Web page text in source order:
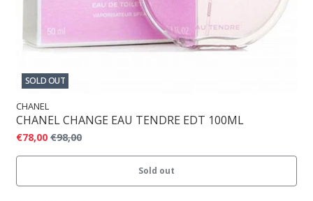
SOLD OUT
CHANEL
CHANEL CHANGE EAU TENDRE EDT 100ML
€78,00 €98,00
Sold out